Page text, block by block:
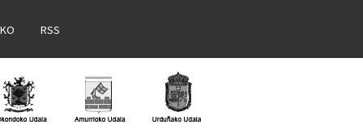
RSS